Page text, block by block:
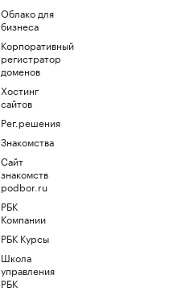
Облако для
бизнеса
Корпоративный
регистратор
доменов
Хостинг
сайтов
Рег.решения
Знакомства
Сайт
знакомств
podbor.ru
РБК
Компании
РБК Курсы
Школа
управления
РБК